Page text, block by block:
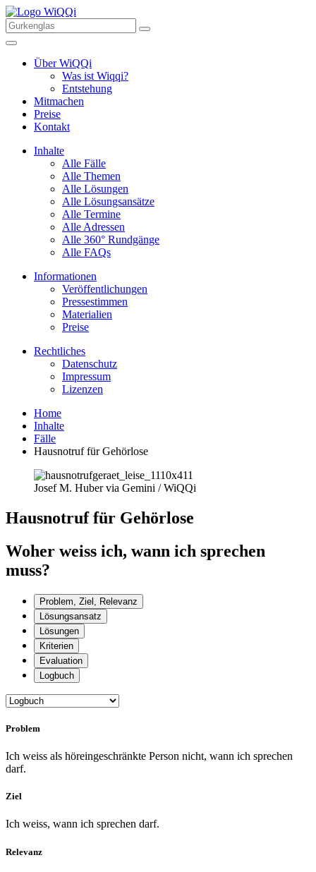
Über WiQQi
Was ist Wiqqi?
Entstehung
Mitmachen
Preise
Kontakt
Inhalte
Alle Fälle
Alle Themen
Alle Lösungen
Alle Lösungsansätze
Alle Termine
Alle Adressen
Alle 360° Rundgänge
Alle FAQs
Informationen
Veröffentlichungen
Pressestimmen
Materialien
Preise
Rechtliches
Datenschutz
Impressum
Lizenzen
Home
Inhalte
Fälle
Hausnotruf für Gehörlose
Josef M. Huber via Gemini / WiQQi
Hausnotruf für Gehörlose
Woher weiss ich, wann ich sprechen
muss?
Problem, Ziel, Relevanz
Lösungsansatz
Lösungen
Kriterien
Evaluation
Logbuch
Problem
Ich weiss als höreingeschränkte Person nicht, wann ich sprechen
darf.
Ziel
Ich weiss, wann ich sprechen darf.
Relevanz